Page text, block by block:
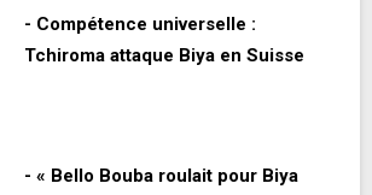
- Compétence universelle :
Tchiroma attaque Biya en Suisse
- « Bello Bouba roulait pour Biya